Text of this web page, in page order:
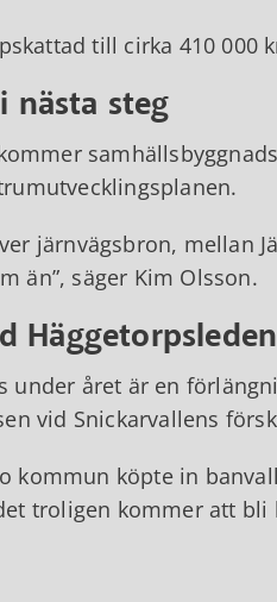
till cirka 410 000
nästa steg
järnvägsbron, mellan
än , säger Kim Olsson.
Häggetorpsleden
under året är en
vid Snickarvallens
kommun köpte in
troligen kommer att